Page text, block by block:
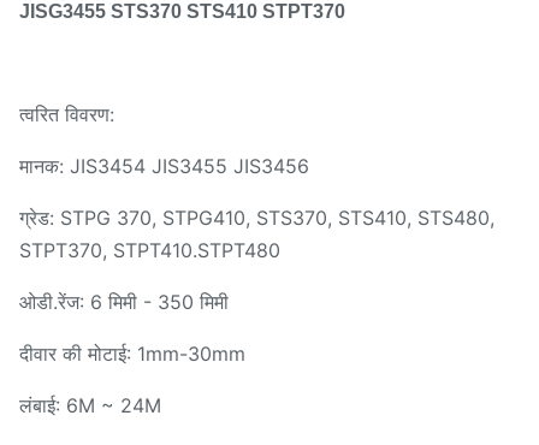
JISG3455 STS370 STS410 STPT370
त्वरित विवरण:
मानक: JIS3454 JIS3455 JIS3456
ग्रेड: STPG 370, STPG410, STS370, STS410, STS480,
STPT370, STPT410.STPT480
ओडी.रेंज: 6 मिमी - 350 मिमी
दीवार की मोटाई: 1mm-30mm
लंबाई: 6M ~ 24M